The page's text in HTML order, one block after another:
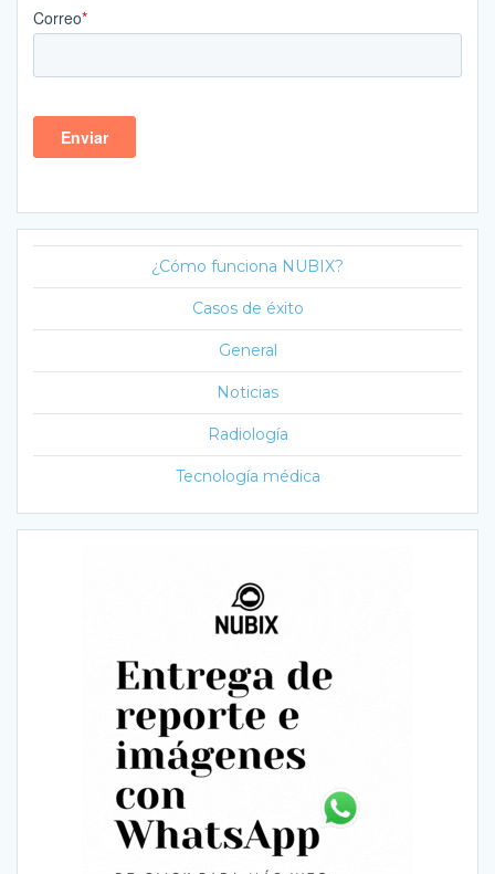
¿Cómo funciona NUBIX?
Casos de éxito
General
Noticias
Radiología
Tecnología médica